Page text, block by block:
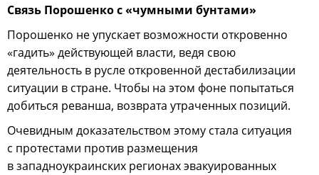
Связь Порошенко с «чумными бунтами»
Порошенко не упускает возможности откровенно
«гадить» действующей власти, ведя свою
деятельность в русле откровенной дестабилизации
ситуации в стране. Чтобы на этом фоне попытаться
добиться реванша, возврата утраченных позиций.
Очевидным доказательством этому стала ситуация
с протестами против размещения
в западноукраинских регионах эвакуированных